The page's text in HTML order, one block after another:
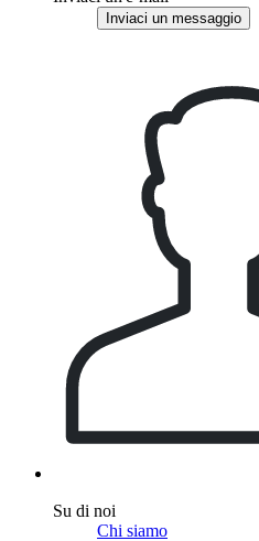
Inviaci un messaggio
Su di noi
Chi siamo